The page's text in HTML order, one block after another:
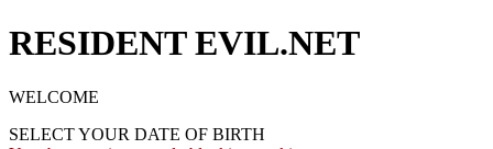
RESIDENT EVIL.NET
WELCOME
SELECT YOUR DATE OF BIRTH